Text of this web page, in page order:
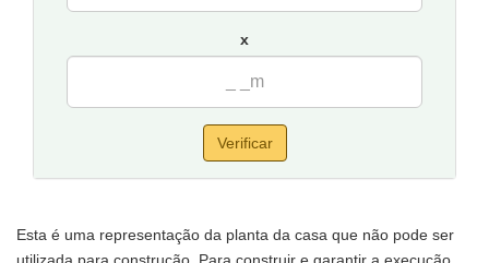
x
Verificar
Esta é uma representação da planta da casa que não pode ser